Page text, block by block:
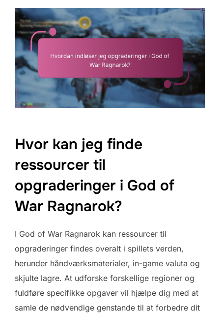
Hvor kan jeg finde
ressourcer til
opgraderinger i God of
War Ragnarok?
I God of War Ragnarok kan ressourcer til
opgraderinger findes overalt i spillets verden,
herunder håndværksmaterialer, in-game valuta og
skjulte lagre. At udforske forskellige regioner og
fuldføre specifikke opgaver vil hjælpe dig med at
samle de nødvendige genstande til at forbedre dit